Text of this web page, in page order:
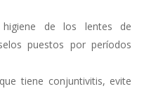
de los lentes de
puestos por períodos
tiene conjuntivitis, evite